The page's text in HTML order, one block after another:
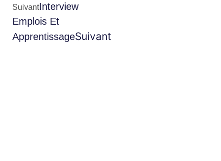
SuivantInterview
Emplois Et
ApprentissageSuivant